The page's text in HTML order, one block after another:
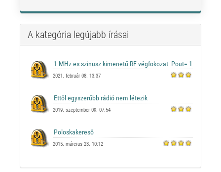
A kategória legújabb írásai
2021. február 08. 13:37
2019. szeptember 09. 07:54
2015. március 23. 10:12